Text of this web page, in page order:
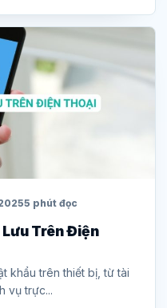
5 phút đọc
Trên Điện
khẩu trên thiết bị, từ tài
vụ trực...